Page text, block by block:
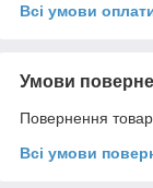
Всі умови
Умови
Повернення
Всі умови